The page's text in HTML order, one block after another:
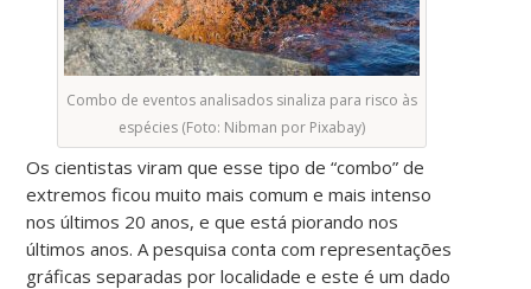
Combo de eventos analisados sinaliza para risco às
espécies (Foto: Nibman por Pixabay)
Os cientistas viram que esse tipo de “combo” de
extremos ficou muito mais comum e mais intenso
nos últimos 20 anos, e que está piorando nos
últimos anos. A pesquisa conta com representações
gráficas separadas por localidade e este é um dado